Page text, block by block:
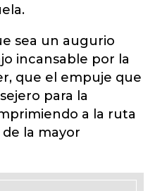
sea un augurio
incansable por la
que el empuje que
para la
a la ruta
la mayor